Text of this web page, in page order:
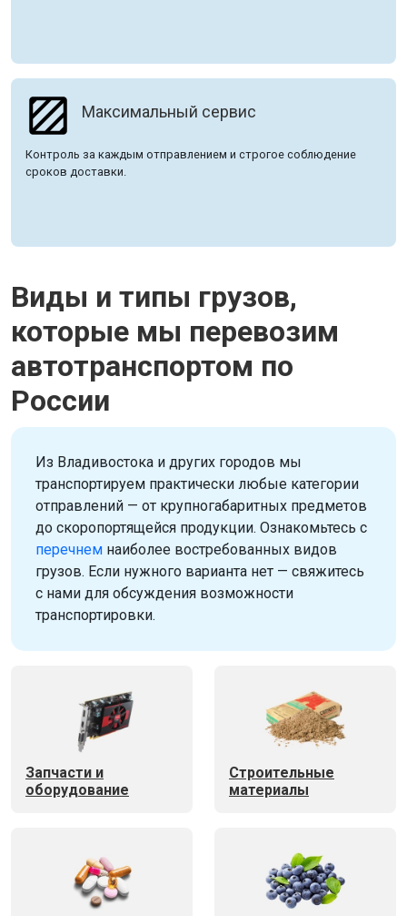
Максимальный сервис
Контроль за каждым отправлением и строгое соблюдение
сроков доставки.
Виды и типы грузов,
которые мы перевозим
автотранспортом по
России
Из Владивостока и других городов мы
транспортируем практически любые категории
отправлений — от крупногабаритных предметов
до скоропортящейся продукции. Ознакомьтесь с
перечнем наиболее востребованных видов
грузов. Если нужного варианта нет — свяжитесь
с нами для обсуждения возможности
транспортировки.
Запчасти и
оборудование
Строительные
материалы